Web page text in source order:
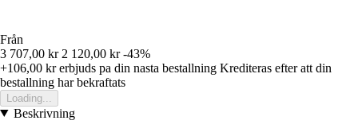
Från
3 707,00 kr 2 120,00 kr -43%
+106,00 krerbjuds pa din nasta bestallning Krediteras efter att din
bestallning har bekraftats
Loading...
Beskrivning